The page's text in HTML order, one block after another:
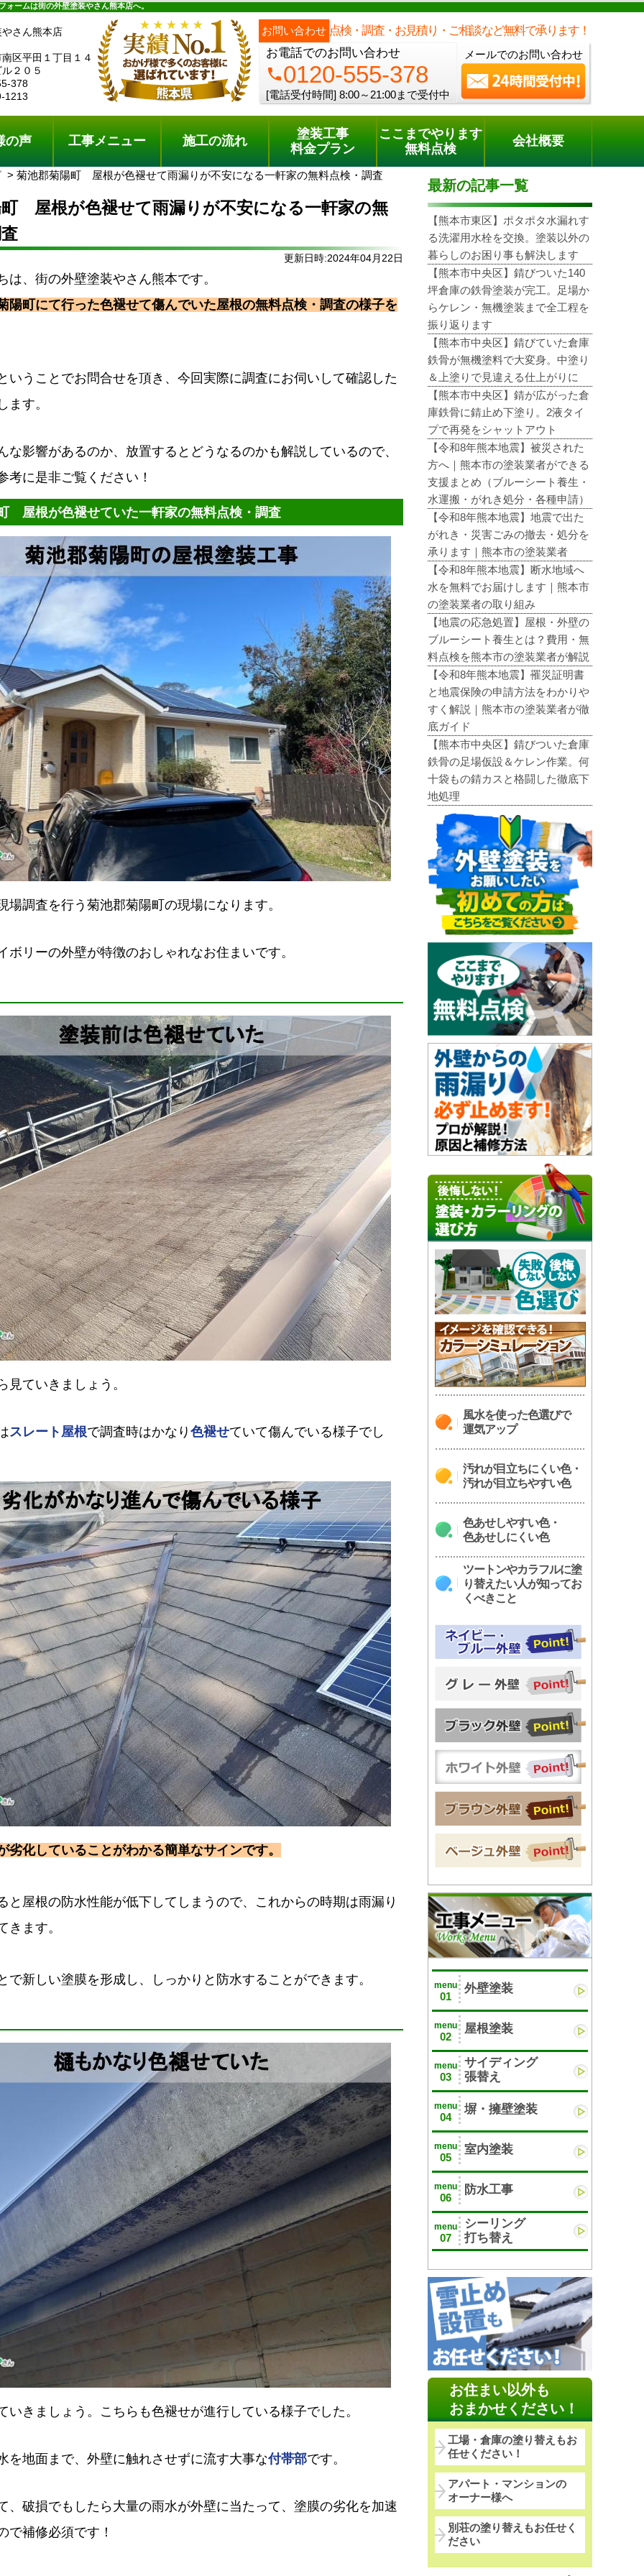
ームは街の外壁塗装やさん熊本店へ。
さん熊本店
区平田１丁目１４
２０５
378
1213
お問い合わせ 点検・調査・お見積り・ご相談など無料で承ります！
お電話でのお問い合わせ
phone0120-555-378
[電話受付時間] 8:00～21:00まで受付中
メールでのお問い合わせ
料金プラン 無料点検
電話でのご相談 [8:00～21:00まで受付中]
phone0120-555-378
の声 工事メニュー 施工の流れ
塗装工事
料金プラン
ここまでやります
無料点検
会社概要
菊池郡菊陽町 屋根が色褪せて雨漏りが不安になる一軒家の無料点検・調査
屋根が色褪せて雨漏りが不安になる一軒家の無
更新日時:2024年04月22日
は、街の外壁塗装やさん熊本です。
陽町にて行った色褪せて傷んでいた屋根の無料点検・調査の様子を
いうことでお問合せを頂き、今回実際に調査にお伺いして確認した
ます。
な影響があるのか、放置するとどうなるのかも解説しているので、
考に是非ご覧ください！
屋根が色褪せていた一軒家の無料点検・調査
場調査を行う菊池郡菊陽町の現場になります。
ボリーの外壁が特徴のおしゃれなお住まいです。
見ていきましょう。
スレート屋根で調査時はかなり 色褪せていて傷んでいる様子でし
劣化していることがわかる簡単なサインです。
と屋根の防水性能が低下してしまうので、これからの時期は雨漏り
きます。
で新しい塗膜を形成し、しっかりと防水することができます。
いきましょう。こちらも色褪せが進行している様子でした。
を地面まで、外壁に触れさせずに流す大事な付帯部です。
、破損でもしたら大量の雨水が外壁に当たって、塗膜の劣化を加速
で補修必須です！
最新の記事一覧
【熊本市東区】ポタポタ水漏れす
る洗濯用水栓を交換。塗装以外の
暮らしのお困り事も解決します
【熊本市中央区】錆びついた140
坪倉庫の鉄骨塗装が完工。足場か
らケレン・無機塗装まで全工程を
振り返ります
【熊本市中央区】錆びていた倉庫
鉄骨が無機塗料で大変身。中塗り
＆上塗りで見違える仕上がりに
【熊本市中央区】錆が広がった倉
庫鉄骨に錆止め下塗り。2液タイ
プで再発をシャットアウト
【令和8年熊本地震】被災された
方へ｜熊本市の塗装業者ができる
支援まとめ（ブルーシート養生・
水運搬・がれき処分・各種申請）
【令和8年熊本地震】地震で出た
がれき・災害ごみの撤去・処分を
承ります｜熊本市の塗装業者
【令和8年熊本地震】断水地域へ
水を無料でお届けします｜熊本市
の塗装業者の取り組み
【地震の応急処置】屋根・外壁の
ブルーシート養生とは？費用・無
料点検を熊本市の塗装業者が解説
【令和8年熊本地震】罹災証明書
と地震保険の申請方法をわかりや
すく解説｜熊本市の塗装業者が徹
底ガイド
【熊本市中央区】錆びついた倉庫
鉄骨の足場仮設＆ケレン作業。何
十袋もの錆カスと格闘した徹底下
地処理
風水を使った色選びで
運気アップ
汚れが目立ちにくい色・
汚れが目立ちやすい色
色あせしやすい色・
色あせしにくい色
ツートンやカラフルに塗
り替えたい人が知ってお
くべきこと
menu
01
外壁塗装
menu
02
屋根塗装
menu
03
サイディング
張替え
menu
04
塀・擁壁塗装
menu
05
室内塗装
menu
06
防水工事
menu
07
シーリング
打ち替え
お住まい以外も
おまかせください！
工場・倉庫の塗り替えもお
任せください！
アパート・マンションの
オーナー様へ
別荘の塗り替えもお任せく
ださい